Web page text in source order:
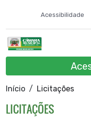
Acessibilidade
Início Licitações
LICITAÇÕES